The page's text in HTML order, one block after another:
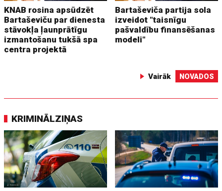
KNAB rosina apsūdzēt
Bartaševiču par dienesta
stāvokļa ļaunprātīgu
izmantošanu tukšā spa
centra projektā
Bartaševiča partija sola
izveidot "taisnīgu
pašvaldību finansēšanas
modeli"
Vairāk NOVADOS
KRIMINĀLZIŅAS